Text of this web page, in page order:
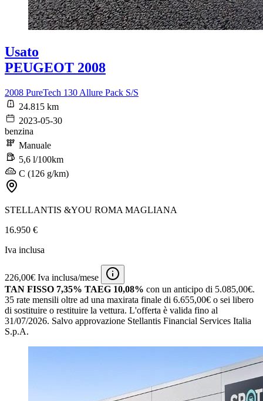
Usato
PEUGEOT 2008
2008 PureTech 130 Allure Pack S/S
24.815 km
2023-05-30
benzina
Manuale
5,6 l/100km
C (126 g/km)
STELLANTIS &YOU ROMA MAGLIANA
16.950 €
Iva inclusa
226,00€ Iva inclusa/mese
TAN FISSO 7,35% TAEG 10,08% con un anticipo di 5.085,00€.
35 rate mensili oltre ad una maxirata finale di 6.655,00€ o sei libero
di sostituire o restituire la vettura. L'offerta è valida fino al
31/07/2026. Salvo approvazione Stellantis Financial Services Italia
S.p.A.